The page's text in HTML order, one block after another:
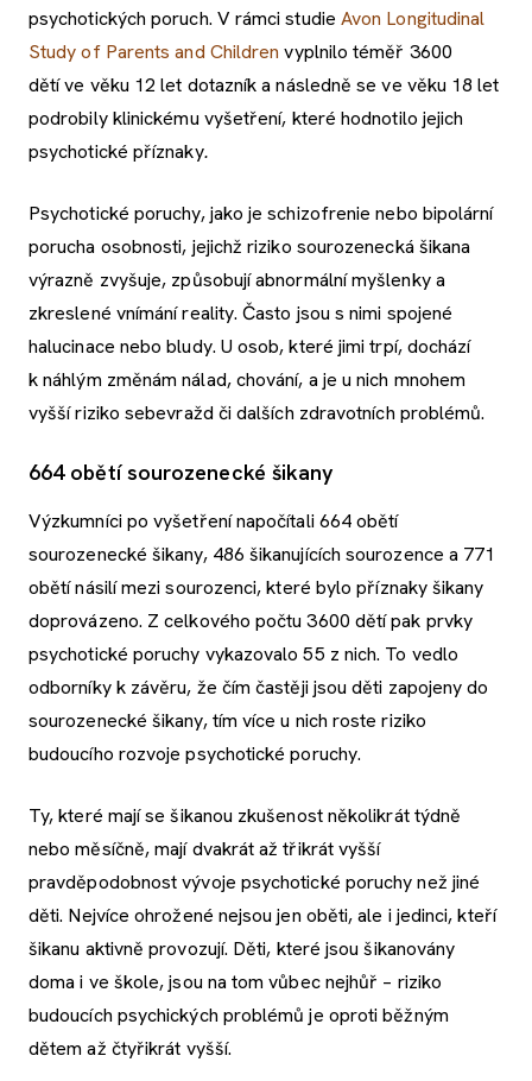
psychotických poruch. V rámci studie Avon Longitudinal
Study of Parents and Children vyplnilo téměř 3600
dětí ve věku 12 let dotazník a následně se ve věku 18 let
podrobily klinickému vyšetření, které hodnotilo jejich
psychotické příznaky.
Psychotické poruchy, jako je schizofrenie nebo bipolární
porucha osobnosti, jejichž riziko sourozenecká šikana
výrazně zvyšuje, způsobují abnormální myšlenky a
zkreslené vnímání reality. Často jsou s nimi spojené
halucinace nebo bludy. U osob, které jimi trpí, dochází
k náhlým změnám nálad, chování, a je u nich mnohem
vyšší riziko sebevražd či dalších zdravotních problémů.
664 obětí sourozenecké šikany
Výzkumníci po vyšetření napočítali 664 obětí
sourozenecké šikany, 486 šikanujících sourozence a 771
obětí násilí mezi sourozenci, které bylo příznaky šikany
doprovázeno. Z celkového počtu 3600 dětí pak prvky
psychotické poruchy vykazovalo 55 z nich. To vedlo
odborníky k závěru, že čím častěji jsou děti zapojeny do
sourozenecké šikany, tím více u nich roste riziko
budoucího rozvoje psychotické poruchy.
Ty, které mají se šikanou zkušenost několikrát týdně
nebo měsíčně, mají dvakrát až třikrát vyšší
pravděpodobnost vývoje psychotické poruchy než jiné
děti. Nejvíce ohrožené nejsou jen oběti, ale i jedinci, kteří
šikanu aktivně provozují. Děti, které jsou šikanovány
doma i ve škole, jsou na tom vůbec nejhůř – riziko
budoucích psychických problémů je oproti běžným
dětem až čtyřikrát vyšší.